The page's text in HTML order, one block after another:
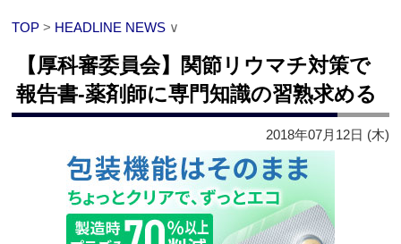
TOP > HEADLINE NEWS ∨
【厚科審委員会】関節リウマチ対策で
報告書‐薬剤師に専門知識の習熟求める
2018年07月12日 (木)